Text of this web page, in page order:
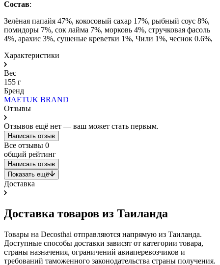
Состав:
Зелёная папайя 47%, кокосовый сахар 17%, рыбный соус 8%,
помидоры 7%, сок лайма 7%, морковь 4%, стручковая фасоль
4%, арахис 3%, сушеные креветки 1%, Чили 1%, чеснок 0.6%,
Характеристики
Вес
155 г
Бренд
MAETUK BRAND
Отзывы
Отзывов ещё нет — ваш может стать первым.
Написать отзыв
Все отзывы 0
общий рейтинг
Написать отзыв
Показать ещё
Доставка
Доставка товаров из Таиланда
Товары на Decosthai отправляются напрямую из Таиланда.
Доступные способы доставки зависят от категории товара,
страны назначения, ограничений авиаперевозчиков и
требований таможенного законодательства страны получения.